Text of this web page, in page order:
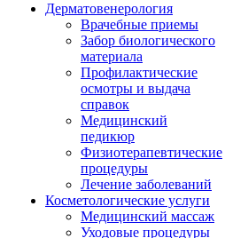
Дерматовенерология
Врачебные приемы
Забор биологического
материала
Профилактические
осмотры и выдача
справок
Медицинский
педикюр
Физиотерапевтические
процедуры
Лечение заболеваний
Косметологические услуги
Медицинский массаж
Уходовые процедуры